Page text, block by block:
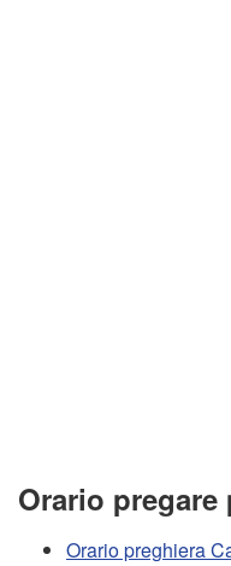
Orario
Orario preghiera